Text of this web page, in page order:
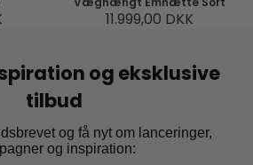
11.999,00 DKK
og eksklusive
tilbud
og få nyt om lanceringer,
og inspiration: